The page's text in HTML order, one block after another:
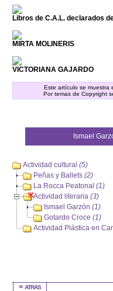
Libros de C.A.L. declarados
MIRTA MOLINERIS
VICTORIANA GAJARDO
Este artículo se muestra
Por temas de Copyright
Ismael
Actividad cultural (5)
Peñas y Ballets (2)
La Rocca Peatonal (1)
Actividad literaria (3)
Ismael Garzón (1)
Gotardo Croce (1)
Actividad Plástica en
« atras